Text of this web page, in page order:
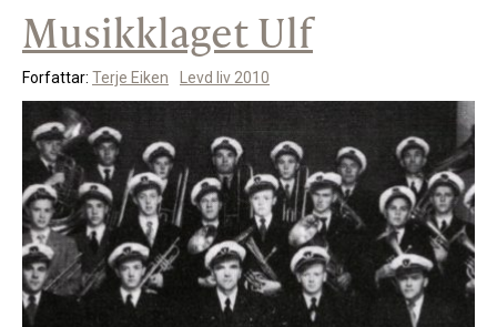
Musikklaget Ulf
Forfattar: Terje Eiken Levd liv 2010